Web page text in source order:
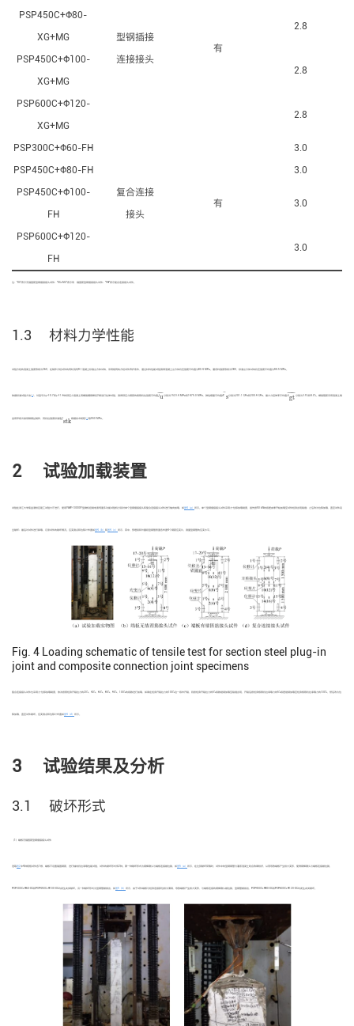
型钢插接
连接接头
有
PSP450C+Ф80-
XG+MG
2.8
PSP450C+Ф100-
XG+MG
2.8
PSP600C+Ф120-
XG+MG
2.8
PSP300C+Ф60-FH
复合连接
接头
有
3.0
PSP450C+Ф80-FH
3.0
PSP450C+Ф100-
FH
3.0
PSP600C+Ф120-
FH
3.0
注：“XG”表示无锚固筋型钢插接接头试件；“XG+MG”表示有 锚固筋型钢插接接头试件；“FH”表示复合连接接头试件。
1.3 材料力学性能
试验方桩的混凝土强度等级为C60，在制作方桩试件的同时浇筑9个混凝土标准立方体试块，采用相同的方桩试件养护条件，通过材料性能试验测得混凝土立方体抗压强度平均值为80.4 MPa。灌浆料强度等级为C80，标准立方体试块抗压强度平均值为94.5 MPa。
依据标准试验方法 13 ，对型号为ϕD 10.7和ϕD 11.6的预应力混凝土用螺旋槽钢棒各2根进行拉伸试验，测得预应力钢筋的极限抗拉强度平均值¯¯¯
fu
fu¯
分别为1523.4 MPa和1475.0 MPa，弹性模量平均值 ¯
E s
E¯s
分别为201.1 GPa和200.9 GPa，最大力延伸率平均值¯¯¯¯¯
Agt
Agt¯
分别为3.5%和4.0%。螺旋箍筋采用混凝土制
品用甲级冷拔低碳钢丝制作，其抗拉强度标准值fstk
stk
根据技术规程 14 取550 MPa。
2 试验加载装置
试验在浙江大学紫金港校区建工试验大厅进行，使用YAW-10000F型微机控制电液伺服多功能试验机分别对单个型钢插接接头和复合连接接头试件进行轴向加载，如图4（a） 所示。单个型钢插接接头试件采用力-位移加载制度，首先按50 kN的级差由零开始加载至试件桩身出现裂缝；之后改为位移加载，直至试件完
全破坏；最后对试件进行卸载，记录试件的破坏情况。应变测点和位移计布置如图4（b） 和图4（c） 所示，其中，预埋段和外露段型钢管表面各布置4个钢筋应变片，测量型钢管的应变水平。
Fig. 4 Loading schematic of tensile test for section steel plug-in
joint and composite connection joint specimens
复合连接接头试件也采用力-位移加载制度，依次按照桩身开裂拉力的20%、40%、60%、80%、90%、100%的级数进行加载，如果在桩身开裂拉力的100%这一级未开裂，则按桩身开裂拉力的5%级数继续加载至裂缝出现，开裂后按桩身极限抗拉承载力的5%级差继续加载至桩身极限抗拉承载力的100%，然后改为位
移加载，直至试件破坏。应变测点和位移计布置如图4（d） 所示。
3 试验结果及分析
3.1 破坏形式
（1）端板无锚固筋型钢插接接头试件
选取表2 中4种规格试件各1根，端板不设置锚固钢筋，进行轴向抗拉承载性能试验，试件的破坏形式有2种。第一种破坏形式为钢棒镦头与端板连接被拉脱，如图5（a） 所示，在达到破坏荷载时，试件中的型钢钢管与灌浆混凝土咬合效果较好，从而导致端板产生较大变形，使得钢棒镦头与端板连接被拉脱，
PSP300C+Ф60-XG和PSP450C+Ф100-XG均发生此类破坏。另一种破坏形式为型钢管被拔出，如图5（b） 所示，由于试件端板与桩身连接部位较为薄弱，导致端板产生较大变形，与端板连接的钢棒镦头被拉脱，型钢管被拔出，PSP450C+Ф80-XG和PSP600C+Ф120-XG均发生此类破坏。